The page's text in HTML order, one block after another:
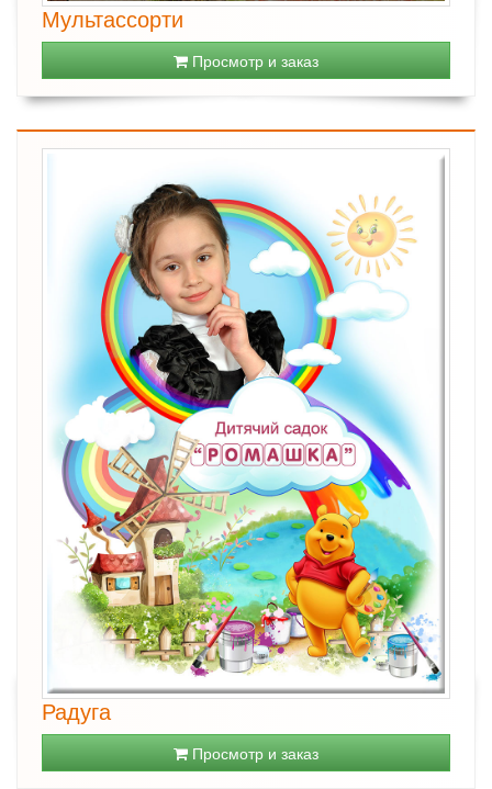
Мультассорти
Просмотр и заказ
Радуга
Просмотр и заказ